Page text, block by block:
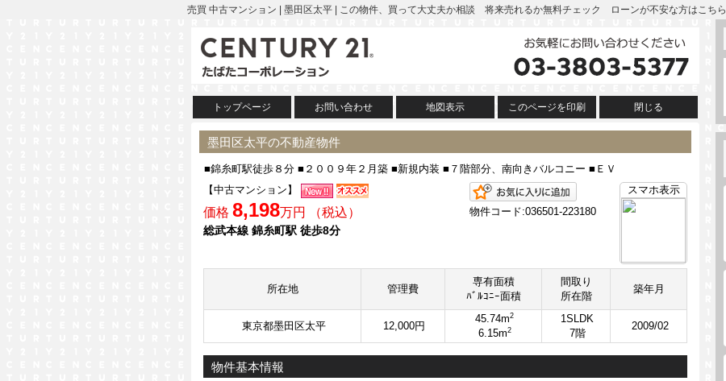
売買 中古マンション | 墨田区太平 | この物件、買って大丈夫か相談 将来売れるか無料チェック ローンが不安な方はこちら
トップページ お問い合わせ 地図表示 このページを印刷 閉じる
墨田区太平の不動産物件
■錦糸町駅徒歩８分 ■２００９年２月築 ■新規内装 ■７階部分、南向きバルコニー ■ＥＶ
【中古マンション】
価格 8,198万円 （税込）
総武本線 錦糸町駅 徒歩8分
スマホ表示
お気に入りに追加
物件コード:036501-223180
所在地 管理費
専有面積
ﾊﾞﾙｺﾆｰ面積
間取り
所在階
築年月
東京都墨田区太平 12,000円
45.74m2
6.15m2
1SLDK
7階
2009/02
物件基本情報